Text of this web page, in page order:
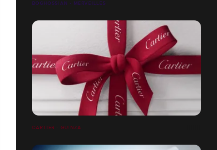
BOGHOSSIAN - MERVEILLES
CARTIER - GUINZA